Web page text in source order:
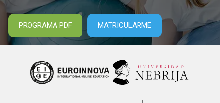
PROGRAMA PDF MATRICULARME